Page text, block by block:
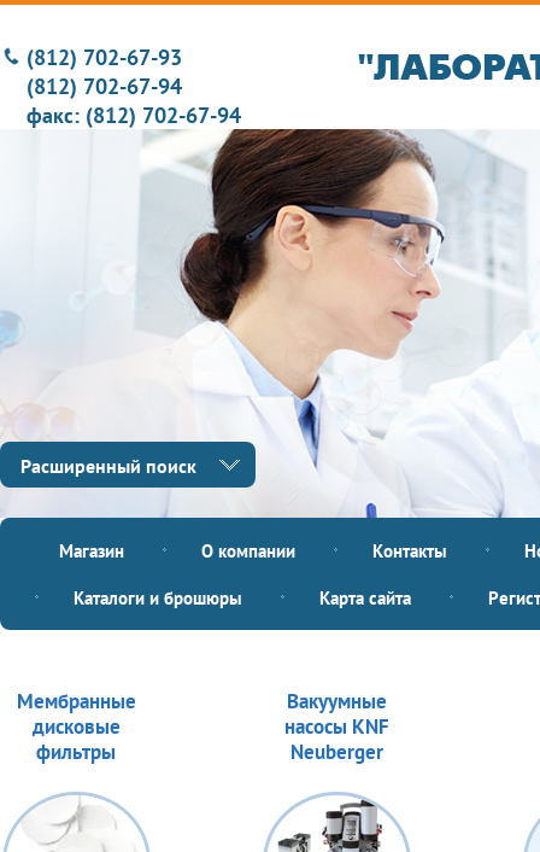
(812) 702-67-93
(812) 702-67-94
факс: (812) 702-67-94
Расширенный поиск
Магазин О компании Контакты
Каталоги и брошюры Карта сайта
Мембранные
дисковые
фильтры
Вакуумные
насосы KNF
Neuberger